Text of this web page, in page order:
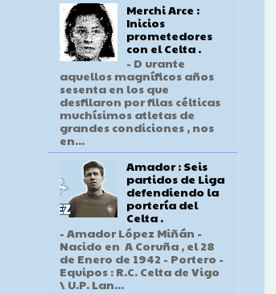
Merchi Arce :
Inicios
prometedores
con el Celta .
- D urante
aquellos magníficos años
sesenta en los que
desfilaron por filas célticas
muchísimos atletas de
grandes condiciones , nos
en...
Amador : Seis
partidos de Liga
defendiendo la
portería del
Celta .
- Amador López Miñán -
Nacido en A Coruña , el 28
de Enero de 1942 - Portero -
Equipos : R.C. Celta de Vigo
\ U.P. Lan...